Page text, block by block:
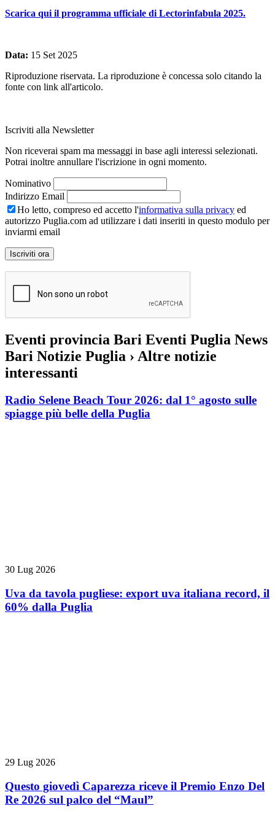
Scarica qui il programma ufficiale di Lectorinfabula 2025.
Data: 15 Set 2025
Riproduzione riservata. La riproduzione è concessa solo citando la
fonte con link all'articolo.
Iscriviti alla Newsletter
Non riceverai spam ma messaggi in base agli interessi selezionati.
Potrai inoltre annullare l'iscrizione in ogni momento.
Nominativo
Indirizzo Email
Ho letto, compreso ed accetto l'informativa sulla privacy ed
autorizzo Puglia.com ad utilizzare i dati inseriti in questo modulo per
inviarmi email
Eventi provincia Bari Eventi Puglia News
Bari Notizie Puglia › Altre notizie
interessanti
Radio Selene Beach Tour 2026: dal 1° agosto sulle
spiagge più belle della Puglia
30 Lug 2026
Uva da tavola pugliese: export uva italiana record, il
60% dalla Puglia
29 Lug 2026
Questo giovedì Caparezza riceve il Premio Enzo Del
Re 2026 sul palco del “Maul”